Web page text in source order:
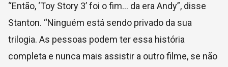
“Então, ‘Toy Story 3’ foi o fim... da era Andy”, disse
Stanton. “Ninguém está sendo privado da sua
trilogia. As pessoas podem ter essa história
completa e nunca mais assistir a outro filme, se não